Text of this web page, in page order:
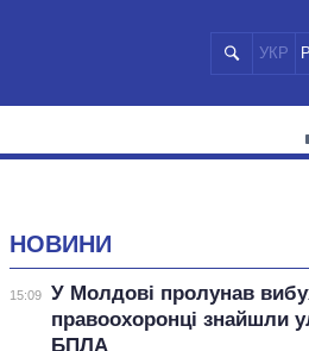
УКР
НОВИНИ
15:09
У Молдові пролунав
правоохоронці знайшли
БПЛА